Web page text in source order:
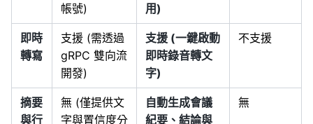
帳號)
用)
即時
轉寫
支援 (需透過
gRPC 雙向流
開發)
支援 (一鍵啟動
即時錄音轉文
字)
不支援
摘要
與行
無 (僅提供文
字與置信度分
自動生成會議
紀要、結論與
無